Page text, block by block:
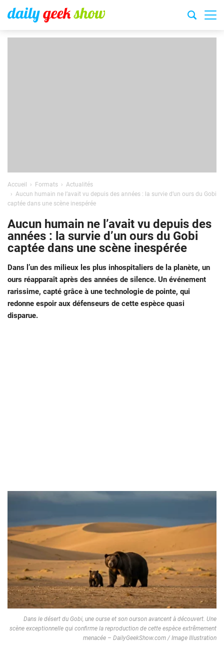
Accueil Formats
Actualités
Aucun humain ne l’avait vu depuis des années : la survie d’un ours du Gobi
captée dans une scène inespérée
Aucun humain ne l’avait vu depuis des
années : la survie d’un ours du Gobi
captée dans une scène inespérée
Dans l’un des milieux les plus inhospitaliers de la planète, un
ours réapparaît après des années de silence. Un événement
rarissime, capté grâce à une technologie de pointe, qui
redonne espoir aux défenseurs de cette espèce quasi
disparue.
Dans le désert du Gobi, une ourse et son ourson avancent à découvert. Une
scène exceptionnelle qui confirme la reproduction de cette espèce extrêmement
menacée – DailyGeekShow.com / Image Illustration